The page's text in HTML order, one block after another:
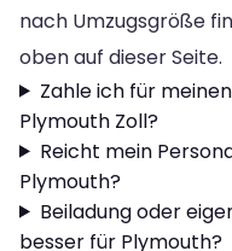
nach Umzugsgröße
oben auf dieser Seite.
Zahle ich für
Plymouth Zoll?
Reicht mein
Plymouth?
Beiladung oder
besser für Plymouth?